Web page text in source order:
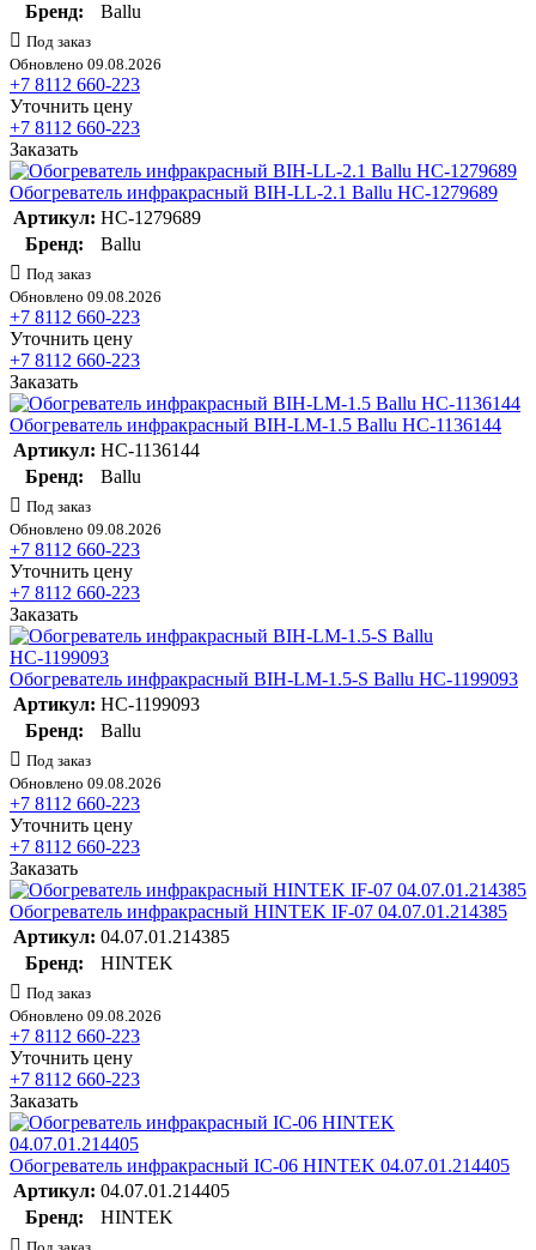
Бренд:
Ballu
Под заказ
Обновлено 09.08.2026
+7 8112 660-223
Уточнить цену
+7 8112 660-223
Заказать
Обогреватель инфракрасный BIH-LL-2.1 Ballu НС-1279689
Артикул: НС-1279689
Бренд:
Ballu
Под заказ
Обновлено 09.08.2026
+7 8112 660-223
Уточнить цену
+7 8112 660-223
Заказать
Обогреватель инфракрасный BIH-LM-1.5 Ballu НС-1136144
Артикул: НС-1136144
Бренд:
Ballu
Под заказ
Обновлено 09.08.2026
+7 8112 660-223
Уточнить цену
+7 8112 660-223
Заказать
Обогреватель инфракрасный BIH-LM-1.5-S Ballu НС-1199093
Артикул: НС-1199093
Бренд:
Ballu
Под заказ
Обновлено 09.08.2026
+7 8112 660-223
Уточнить цену
+7 8112 660-223
Заказать
Обогреватель инфракрасный HINTEK IF-07 04.07.01.214385
Артикул: 04.07.01.214385
Бренд:
HINTEK
Под заказ
Обновлено 09.08.2026
+7 8112 660-223
Уточнить цену
+7 8112 660-223
Заказать
Обогреватель инфракрасный IC-06 HINTEK 04.07.01.214405
Артикул: 04.07.01.214405
Бренд:
HINTEK